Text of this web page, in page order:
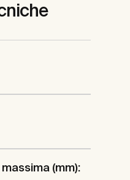
(mm):